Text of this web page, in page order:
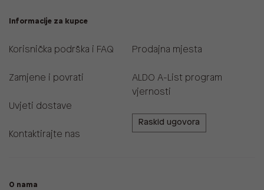
Informacije za kupce
Korisnička podrška i FAQ
Zamjene i povrati
Uvjeti dostave
Kontaktirajte nas
Prodajna mjesta
ALDO A-List program
vjernosti
Raskid ugovora
O nama